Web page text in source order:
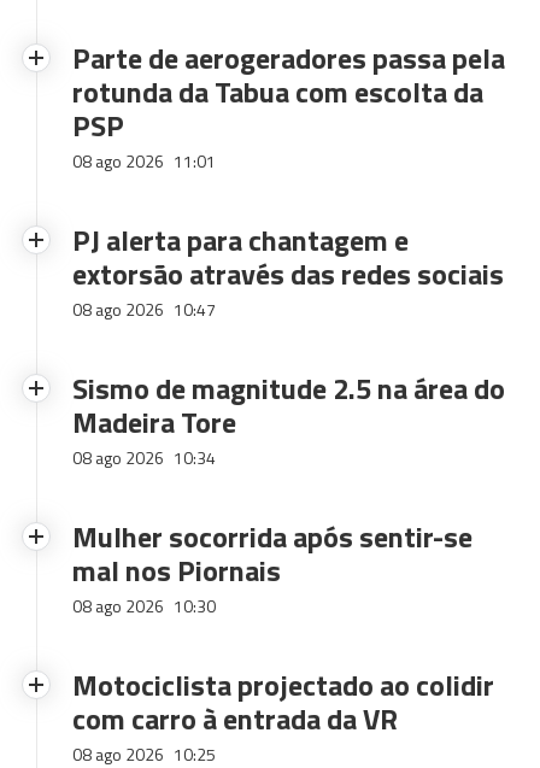
Parte de aerogeradores passa pela
rotunda da Tabua com escolta da
PSP
08 ago 2026 11:01
PJ alerta para chantagem e
extorsão através das redes sociais
08 ago 2026 10:47
Sismo de magnitude 2.5 na área do
Madeira Tore
08 ago 2026 10:34
Mulher socorrida após sentir-se
mal nos Piornais
08 ago 2026 10:30
Motociclista projectado ao colidir
com carro à entrada da VR
08 ago 2026 10:25